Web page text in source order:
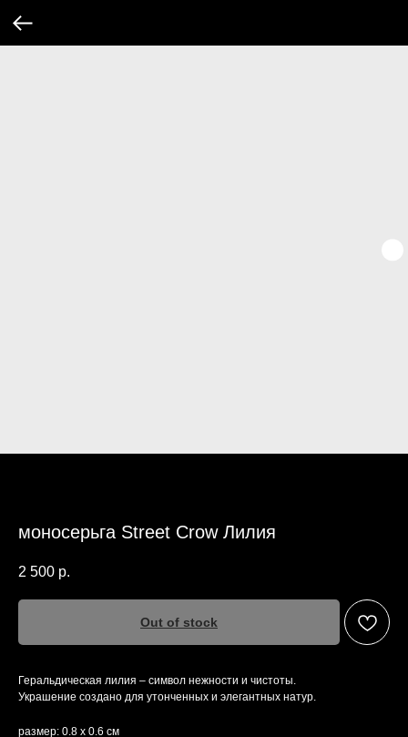
моносерьга Street Crow Лилия
2 500 р.
Out of stock
Геральдическая лилия – символ нежности и чистоты.
Украшение создано для утонченных и элегантных натур.
размер: 0.8 х 0.6 см